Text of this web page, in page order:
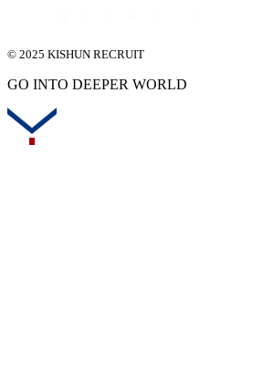
© 2025 KISHUN RECRUIT
GO INTO DEEPER WORLD